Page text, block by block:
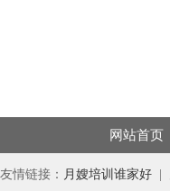
网站首页
友情链接： 月嫂培训谁家好